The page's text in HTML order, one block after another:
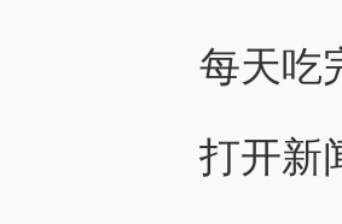
每天吃
打开新